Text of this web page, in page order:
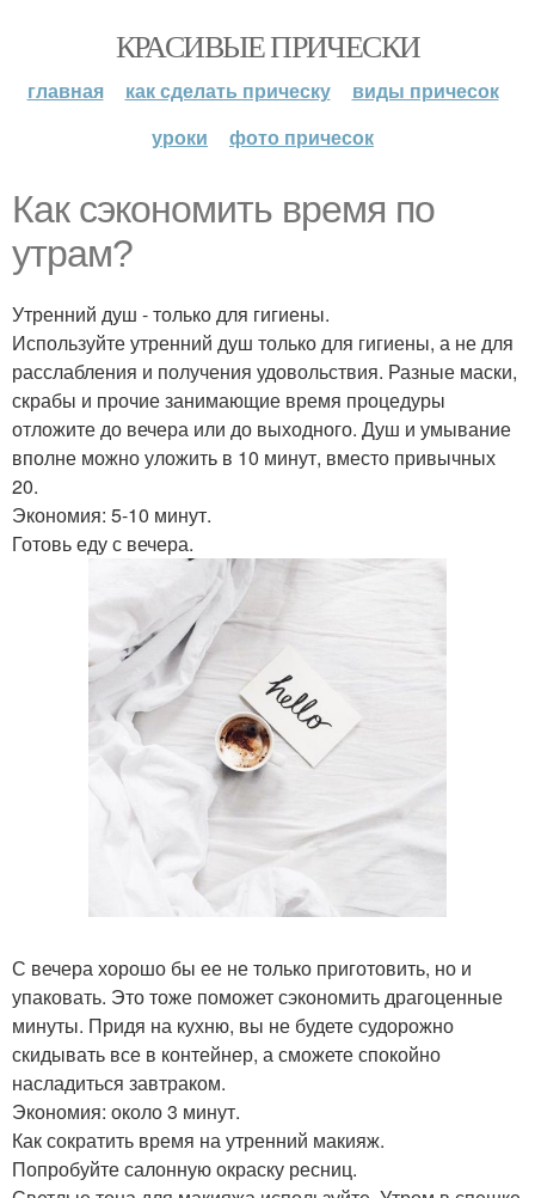
КРАСИВЫЕ ПРИЧЕСКИ
главная как сделать прическу
виды причесок
уроки
фото причесок
Как сэкономить время по
утрам?
Утренний душ - только для гигиены.
Используйте утренний душ только для гигиены, а не для
расслабления и получения удовольствия. Разные маски,
скрабы и прочие занимающие время процедуры
отложите до вечера или до выходного. Душ и умывание
вполне можно уложить в 10 минут, вместо привычных
20.
Экономия: 5-10 минут.
Готовь еду с вечера.
С вечера хорошо бы ее не только приготовить, но и
упаковать. Это тоже поможет сэкономить драгоценные
минуты. Придя на кухню, вы не будете судорожно
скидывать все в контейнер, а сможете спокойно
насладиться завтраком.
Экономия: около 3 минут.
Как сократить время на утренний макияж.
Попробуйте салонную окраску ресниц.